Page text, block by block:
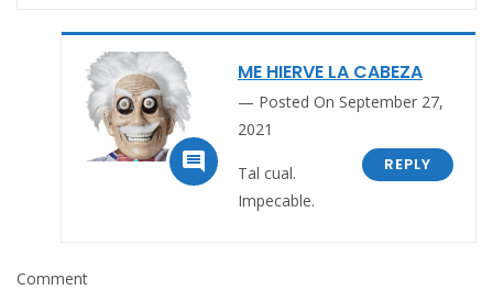

ME HIERVE LA CABEZA
Posted On September 27,
2021
REPLY
Tal cual.
Impecable.
Comment